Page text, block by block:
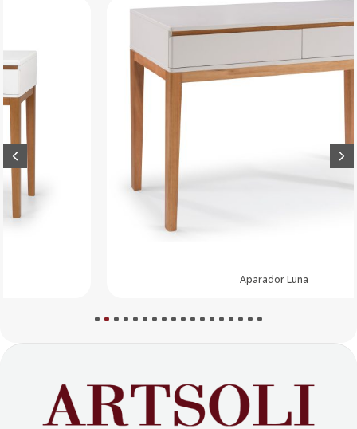
5 6 7 8 9 101112131415161718